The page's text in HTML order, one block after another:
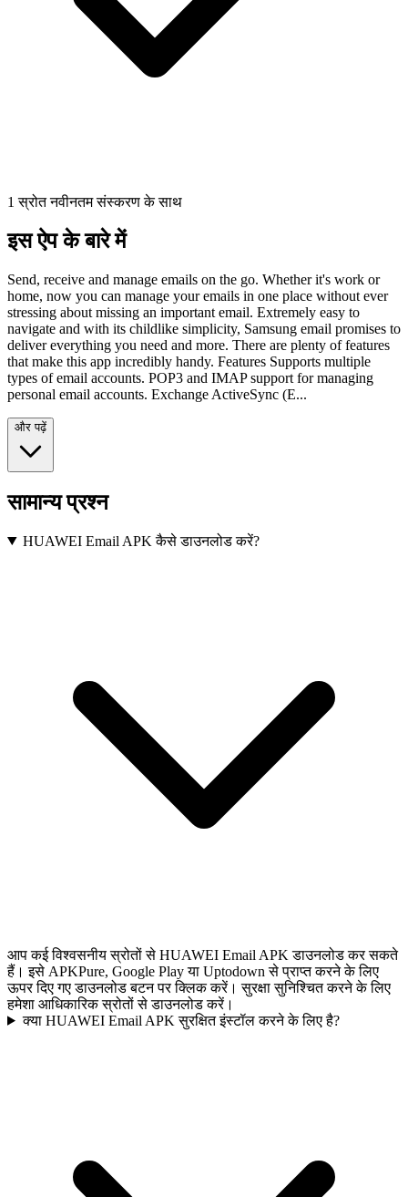
1 स्रोत नवीनतम संस्करण के साथ
इस ऐप के बारे में
Send, receive and manage emails on the go. Whether it's work or
home, now you can manage your emails in one place without ever
stressing about missing an important email. Extremely easy to
navigate and with its childlike simplicity, Samsung email promises to
deliver everything you need and more. There are plenty of features
that make this app incredibly handy. Features Supports multiple
types of email accounts. POP3 and IMAP support for managing
personal email accounts. Exchange ActiveSync (E...
और पढ़ें
सामान्य प्रश्न
HUAWEI Email APK कैसे डाउनलोड करें?
आप कई विश्वसनीय स्रोतों से HUAWEI Email APK डाउनलोड कर सकते
हैं। इसे APKPure, Google Play या Uptodown से प्राप्त करने के लिए
ऊपर दिए गए डाउनलोड बटन पर क्लिक करें। सुरक्षा सुनिश्चित करने के लिए
हमेशा आधिकारिक स्रोतों से डाउनलोड करें।
क्या HUAWEI Email APK सुरक्षित इंस्टॉल करने के लिए है?